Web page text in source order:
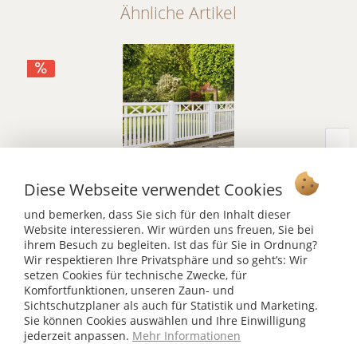
Ähnliche Artikel
ab 149,95 € 169,00 €
Inhalt:1 m
Vertrag widerrufen
Diese Webseite verwendet Cookies
und bemerken, dass Sie sich für den Inhalt dieser
Website interessieren. Wir würden uns freuen, Sie bei
ihrem Besuch zu begleiten. Ist das für Sie in Ordnung?
Wir respektieren Ihre Privatsphäre und so geht’s: Wir
setzen Cookies für technische Zwecke, für
Komfortfunktionen, unseren Zaun- und
Sichtschutzplaner als auch für Statistik und Marketing.
Sie können Cookies auswählen und Ihre Einwilligung
jederzeit anpassen. Mehr Informationen